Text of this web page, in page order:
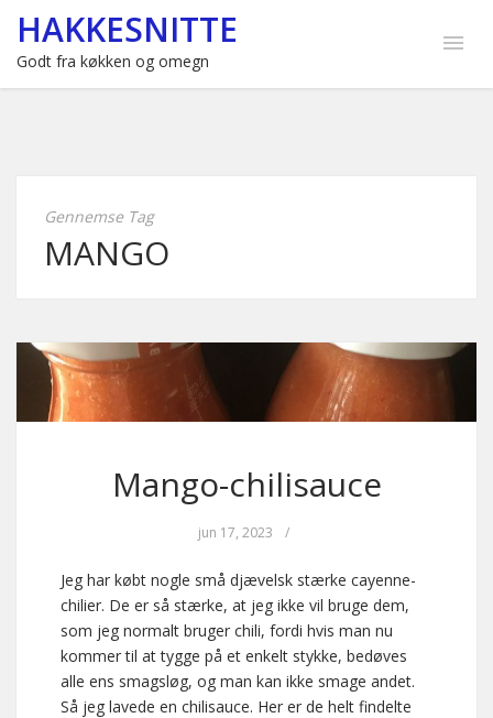
HAKKESNITTE
Godt fra køkken og omegn
Gennemse Tag
MANGO
Mango-chilisauce
jun 17, 2023 /
Jeg har købt nogle små djævelsk stærke cayenne-
chilier. De er så stærke, at jeg ikke vil bruge dem,
som jeg normalt bruger chili, fordi hvis man nu
kommer til at tygge på et enkelt stykke, bedøves
alle ens smagsløg, og man kan ikke smage andet.
Så jeg lavede en chilisauce. Her er de helt findelte